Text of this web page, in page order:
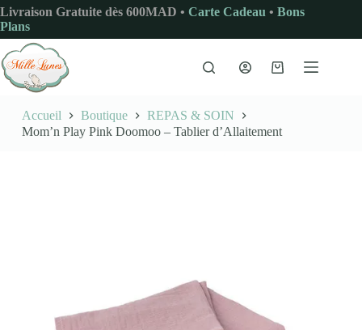
Passer
au
contenu
Livraison Gratuite dès 600MAD • Carte Cadeau • Bons
Plans
Panier
Accueil Boutique
REPAS & SOIN
Mom’n Play Pink Doomoo – Tablier d’Allaitement